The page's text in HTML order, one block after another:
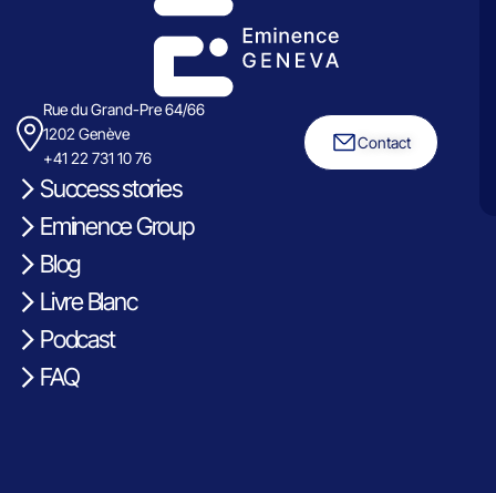
Rue du Grand-Pre 64/66
1202 Genève
+41 22 731 10 76
Contact
Success stories
Eminence Group
Blog
Livre Blanc
Podcast
FAQ